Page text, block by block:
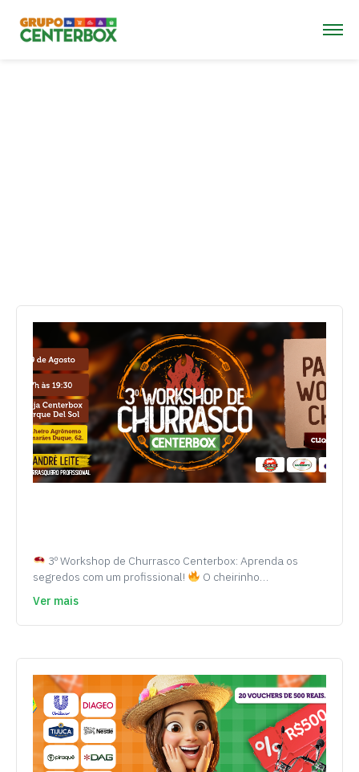
3º Workshop de Churrasco Centerbox: Aprenda os
segredos com um profissional!
O cheirinho…
Ver mais